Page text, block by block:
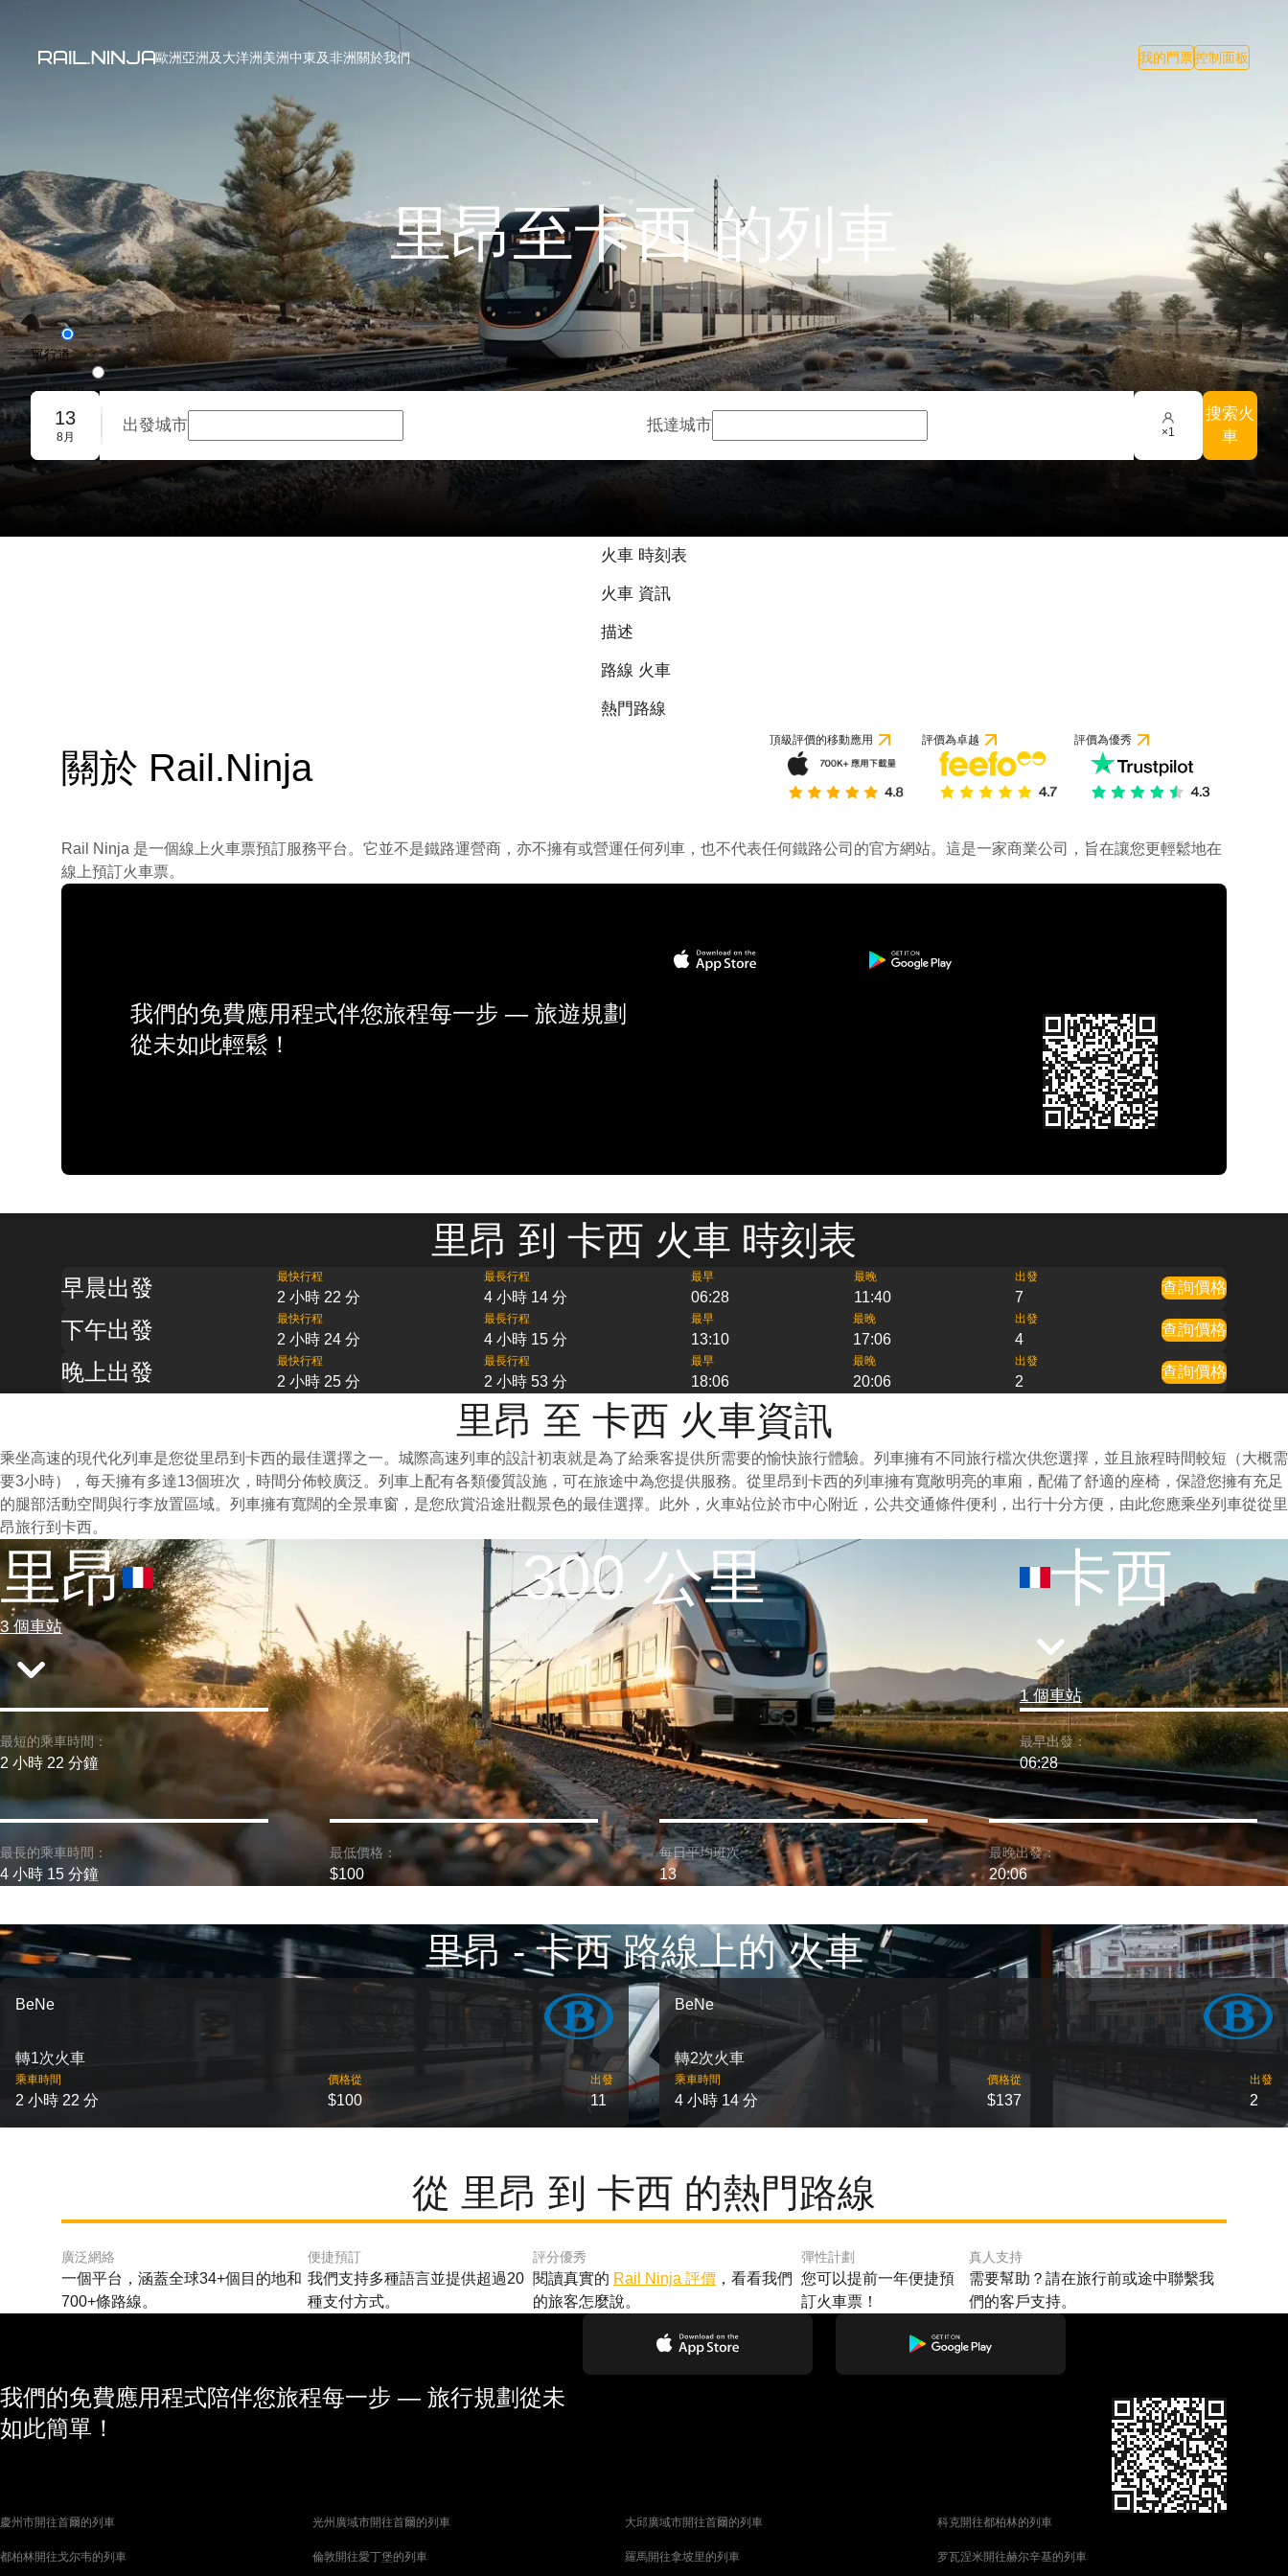
歐洲亞洲及大洋洲美洲中東及非洲關於我們 我的門票控制面板
里昂至卡西 的列車
單行道
往返旅程
團體預訂
13
8月
出發城市 抵達城市 ×1
搜索火
車
火車 時刻表
火車 資訊
描述
路線 火車
熱門路線
關於 Rail.Ninja
頂級評價的移動應用 評價為卓越 評價為優秀
Rail Ninja 是一個線上火車票預訂服務平台。它並不是鐵路運營商，亦不擁有或營運任何列車，也不代表任何鐵路公司的官方網站。這是一家商業公司，旨在讓您更輕鬆地在
線上預訂火車票。
我們的免費應用程式伴您旅程每一步 — 旅遊規劃
從未如此輕鬆！
里昂 到 卡西 火車 時刻表
早晨出發 最快行程
2 小時 22 分
最長行程
4 小時 14 分
最早
06:28
最晚
11:40
出發
7
查詢價格
下午出發 最快行程
2 小時 24 分
最長行程
4 小時 15 分
最早
13:10
最晚
17:06
出發
4
查詢價格
晚上出發 最快行程
2 小時 25 分
最長行程
2 小時 53 分
最早
18:06
最晚
20:06
出發
2
查詢價格
里昂 至 卡西 火車資訊
乘坐高速的現代化列車是您從里昂到卡西的最佳選擇之一。城際高速列車的設計初衷就是為了給乘客提供所需要的愉快旅行體驗。列車擁有不同旅行檔次供您選擇，並且旅程時間較短（大概需
要3小時），每天擁有多達13個班次，時間分佈較廣泛。列車上配有各類優質設施，可在旅途中為您提供服務。從里昂到卡西的列車擁有寬敞明亮的車廂，配備了舒適的座椅，保證您擁有充足
的腿部活動空間與行李放置區域。列車擁有寬闊的全景車窗，是您欣賞沿途壯觀景色的最佳選擇。此外，火車站位於市中心附近，公共交通條件便利，出行十分方便，由此您應乘坐列車從從里
昂旅行到卡西。
里昂
3 個車站
300 公里 卡西
1 個車站
最短的乘車時間：
2 小時 22 分鐘
最早出發：
06:28
最長的乘車時間：
4 小時 15 分鐘
最低價格：
$100
每日平均班次:
13
最晚出發：
20:06
里昂 - 卡西 路線上的 火車
BeNe
轉1次火車
乘車時間
2 小時 22 分
價格從
$100
出發
11
BeNe
轉2次火車
乘車時間
4 小時 14 分
價格從
$137
出發
2
從 里昂 到 卡西 的熱門路線
廣泛網絡
一個平台，涵蓋全球34+個目的地和
700+條路線。
便捷預訂
我們支持多種語言並提供超過20
種支付方式。
評分優秀
閱讀真實的 Rail Ninja 評價，看看我們
的旅客怎麼說。
彈性計劃
您可以提前一年便捷預
訂火車票！
真人支持
需要幫助？請在旅行前或途中聯繫我
們的客戶支持。
我們的免費應用程式陪伴您旅程每一步 — 旅行規劃從未
如此簡單！
慶州市開往首爾的列車 光州廣域市開往首爾的列車 大邱廣域市開往首爾的列車 科克開往都柏林的列車
都柏林開往戈尔韦的列車 倫敦開往愛丁堡的列車 羅馬開往拿坡里的列車 罗瓦涅米開往赫尔辛基的列車